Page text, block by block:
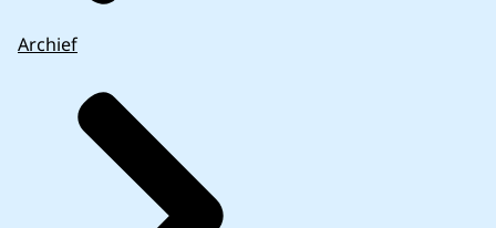
Archief